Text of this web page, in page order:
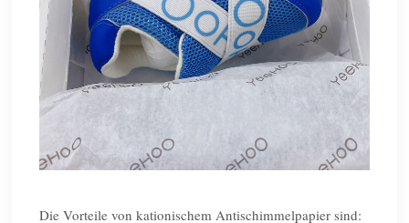
Die Vorteile von kationischem Antischimmelpapier sind: